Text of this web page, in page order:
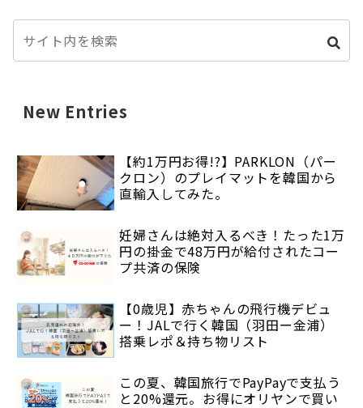
New Entries
【約1万円お得!?】PARKLON（パー
クロン）のプレイマットを韓国から
直輸入してみた。
妊婦さんは絶対入るべき！たった1万
円の掛金で48万円が給付されたコー
プ共済の保険
【0歳児】赤ちゃんの飛行機デビュ
ー！JALで行く韓国（羽田ー金浦）
搭乗レポ＆持ち物リスト
この夏、韓国旅行でPayPayで支払う
と20%還元。お得にオリヤンで買い